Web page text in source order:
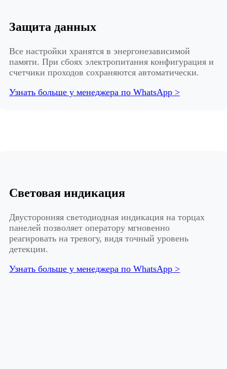
Защита данных
Все настройки хранятся в энергонезависимой
памяти. При сбоях электропитания конфигурация и
счетчики проходов сохраняются автоматически.
Узнать больше у менеджера по WhatsApp >
Световая индикация
Двусторонняя светодиодная индикация на торцах
панелей позволяет оператору мгновенно
реагировать на тревогу, видя точный уровень
детекции.
Узнать больше у менеджера по WhatsApp >